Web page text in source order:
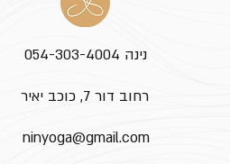
נינה 054-303-4004
רחוב דור 7, כוכב יאיר
ninyoga@gmail.com